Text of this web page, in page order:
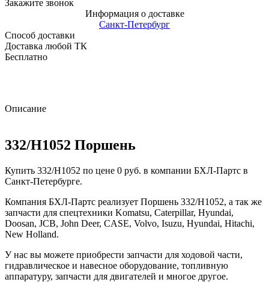
Закажите звонок
Информация о доставке
Санкт-Петербург
Способ доставки
Доставка любой ТК
Бесплатно
Описание
332/H1052 Поршень
Купить 332/H1052 по цене 0 руб. в компании БХЛ-Партс в
Санкт-Петербурге.
Компания БХЛ-Партс реализует Поршень 332/H1052, а так же
запчасти для спецтехники Komatsu, Caterpillar, Hyundai,
Doosan, JCB, John Deer, CASE, Volvo, Isuzu, Hyundai, Hitachi,
New Holland.
У нас вы можете приобрести запчасти для ходовой части,
гидравлическое и навесное оборудование, топливную
аппаратуру, запчасти для двигателей и многое другое.